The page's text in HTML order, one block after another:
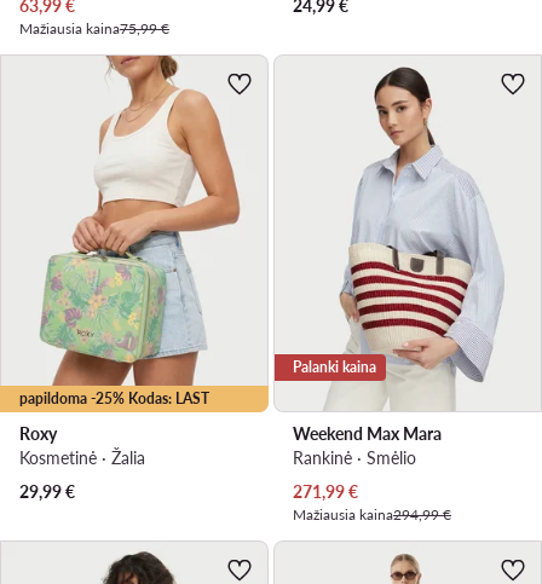
Dabartinė kaina
63,99€
Mažiausia kaina75,99 €
24,99€
papildoma -25% Kodas: LAST
Roxy
Kosmetinė · Žalia
29,99€
Palanki kaina
Weekend Max Mara
Rankinė · Smėlio
Dabartinė kaina
271,99€
Mažiausia kaina294,99 €